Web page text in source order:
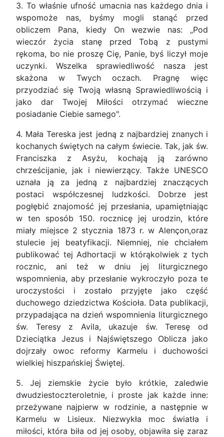
3. To właśnie ufność umacnia nas każdego dnia i
wspomoże nas, byśmy mogli stanąć przed
obliczem Pana, kiedy On wezwie nas: „Pod
wieczór życia stanę przed Tobą z pustymi
rękoma, bo nie proszę Cię, Panie, byś liczył moje
uczynki. Wszelka sprawiedliwość nasza jest
skażona w Twych oczach. Pragnę więc
przyodziać się Twoją własną Sprawiedliwością i
jako dar Twojej Miłości otrzymać wieczne
posiadanie Ciebie samego".
4. Mała Tereska jest jedną z najbardziej znanych i
kochanych świętych na całym świecie. Tak, jak św.
Franciszka z Asyżu, kochają ją zarówno
chrześcijanie, jak i niewierzący. Także UNESCO
uznała ją za jedną z najbardziej znaczących
postaci współczesnej ludzkości. Dobrze jest
pogłębić znajomość jej przesłania, upamiętniając
w ten sposób 150. rocznicę jej urodzin, które
miały miejsce 2 stycznia 1873 r. w Alençon,oraz
stulecie jej beatyfikacji. Niemniej, nie chciałem
publikować tej Adhortacji w którąkolwiek z tych
rocznic, ani też w dniu jej liturgicznego
wspomnienia, aby przesłanie wykroczyło poza te
uroczystości i zostało przyjęte jako część
duchowego dziedzictwa Kościoła. Data publikacji,
przypadająca na dzień wspomnienia liturgicznego
św. Teresy z Avila, ukazuje św. Teresę od
Dzieciątka Jezus i Najświętszego Oblicza jako
dojrzały owoc reformy Karmelu i duchowości
wielkiej hiszpańskiej Świętej.
5. Jej ziemskie życie było krótkie, zaledwie
dwudziestoczteroletnie, i proste jak każde inne:
przeżywane najpierw w rodzinie, a następnie w
Karmelu w Lisieux. Niezwykła moc światła i
miłości, która biła od jej osoby, objawiła się zaraz